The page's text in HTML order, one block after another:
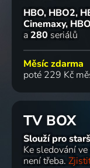
HBO, HBO2,
Cinemaxy,
a 280 seriálů
Měsíc zdarma
poté 229 Kč
TV BOX
Slouží pro
Ke sledování
není třeba.